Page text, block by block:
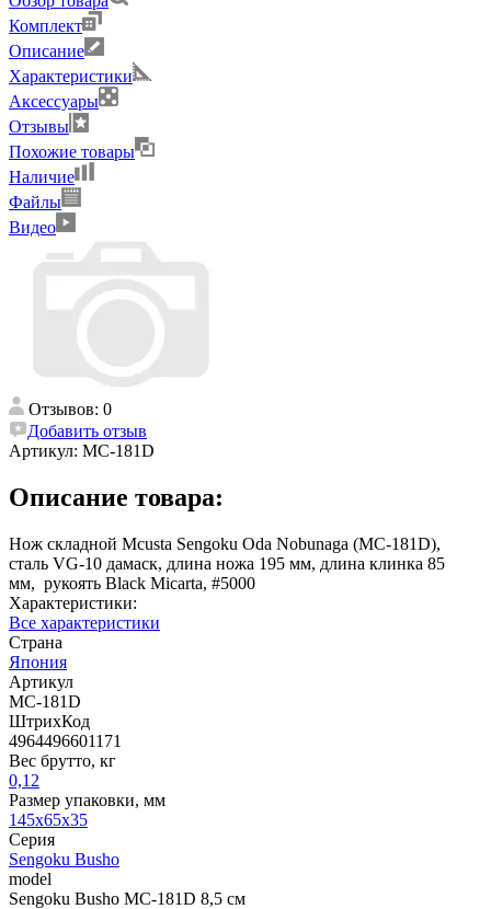
Комплект
Описание
Характеристики
Аксессуары
Отзывы
Похожие товары
Наличие
Файлы
Видео
Отзывов: 0
Добавить отзыв
Артикул: MC-181D
Описание товара:
Нож складной Mcusta Sengoku Oda Nobunaga (MC-181D),
сталь VG-10 дамаск, длина ножа 195 мм, длина клинка 85
мм, рукоять Black Micarta, #5000
Характеристики:
Все характеристики
Страна
Япония
Артикул
MC-181D
ШтрихКод
4964496601171
Вес брутто, кг
0,12
Размер упаковки, мм
145x65x35
Серия
Sengoku Busho
model
Sengoku Busho MC-181D 8,5 см